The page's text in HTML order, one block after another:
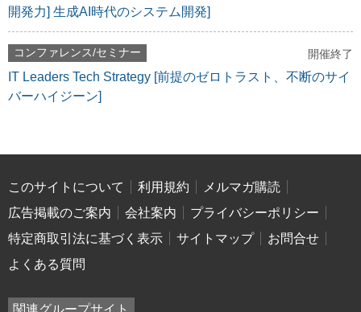
開発力] 生成AI時代のシステム開発]
コンファレンス/セミナー 開催終了
IT Leaders Tech Strategy [前提のゼロトラスト、不断のサイ
バーハイジーン]
このサイトについて 利用規約
メルマガ購読
広告掲載のご案内
会社案内
プライバシーポリシー
特定商取引法に基づく表示
サイトマップ
お問合せ
よくある質問